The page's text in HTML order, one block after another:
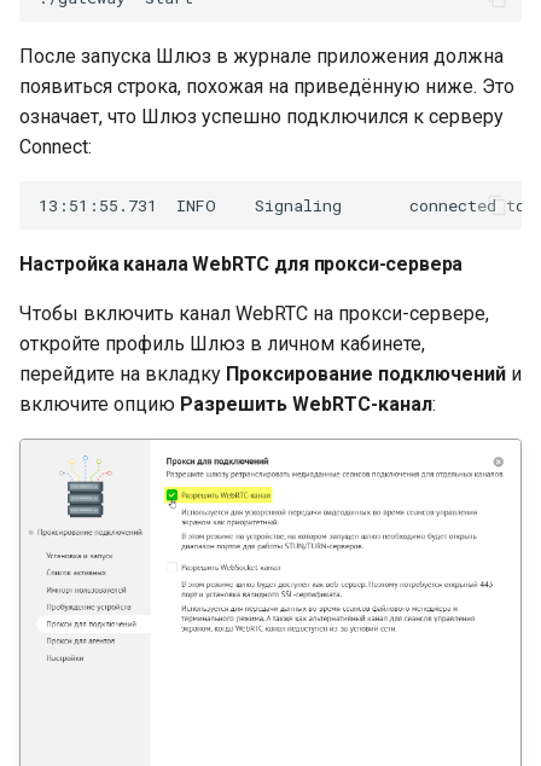
После запуска Шлюз в журнале приложения должна
появиться строка, похожая на приведённую ниже. Это
означает, что Шлюз успешно подключился к серверу
Connect:
Настройка канала WebRTC для прокси-сервера
Чтобы включить канал WebRTC на прокси-сервере,
откройте профиль Шлюз в личном кабинете,
перейдите на вкладку Проксирование подключений и
включите опцию Разрешить WebRTC-канал: